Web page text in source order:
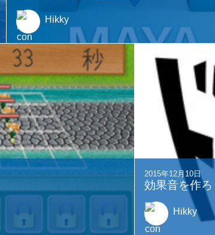
Hikky
2015年12月10日
効果音を作ろ
Hikky